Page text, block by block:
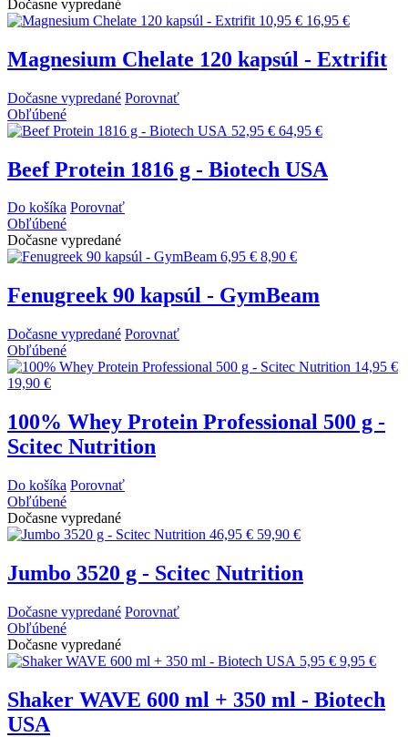
Dočasne vypredané
10,95 € 16,95 €
Magnesium Chelate 120 kapsúl - Extrifit
Dočasne vypredané Porovnať
Obľúbené
52,95 € 64,95 €
Beef Protein 1816 g - Biotech USA
Do košíka Porovnať
Obľúbené
Dočasne vypredané
6,95 € 8,90 €
Fenugreek 90 kapsúl - GymBeam
Dočasne vypredané Porovnať
Obľúbené
14,95 €
19,90 €
100% Whey Protein Professional 500 g -
Scitec Nutrition
Do košíka Porovnať
Obľúbené
Dočasne vypredané
46,95 € 59,90 €
Jumbo 3520 g - Scitec Nutrition
Dočasne vypredané Porovnať
Obľúbené
Dočasne vypredané
5,95 € 9,95 €
Shaker WAVE 600 ml + 350 ml - Biotech
USA